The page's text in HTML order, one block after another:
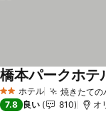
2 ホテルのランク
ホテル 焼きたての
橋本パークホテ
7.8 良い 810 オ